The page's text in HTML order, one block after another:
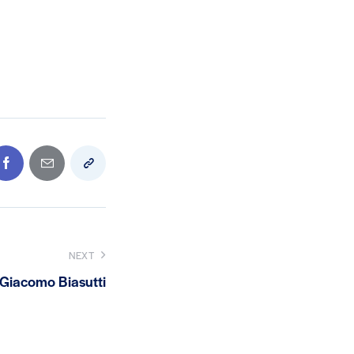
NEXT
Biasutti